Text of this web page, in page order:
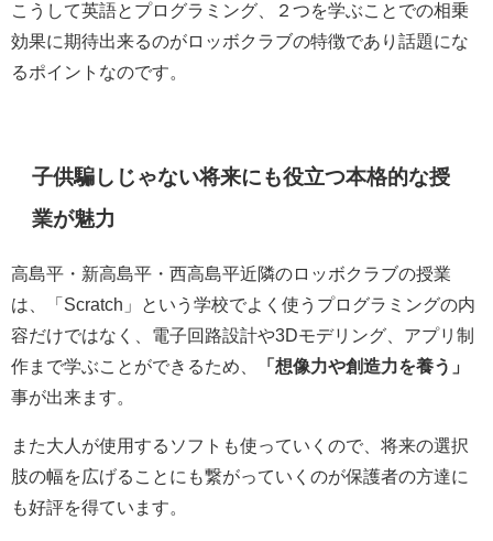
こうして英語とプログラミング、２つを学ぶことでの相乗
効果に期待出来るのがロッボクラブの特徴であり話題にな
るポイントなのです。
子供騙しじゃない将来にも役立つ本格的な授
業が魅力
高島平・新高島平・西高島平近隣のロッボクラブの授業
は、「Scratch」という学校でよく使うプログラミングの内
容だけではなく、電子回路設計や3Dモデリング、アプリ制
作まで学ぶことができるため、
「想像力や創造力を養う」
事が出来ます。
また大人が使用するソフトも使っていくので、将来の選択
肢の幅を広げることにも繋がっていくのが保護者の方達に
も好評を得ています。